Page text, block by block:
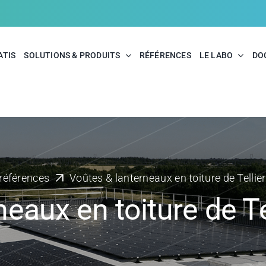
SOLUTIONS & PRODUITS RÉFÉRENCES LE LABO
Voûtes & lanterneaux en toiture de
en toiture de